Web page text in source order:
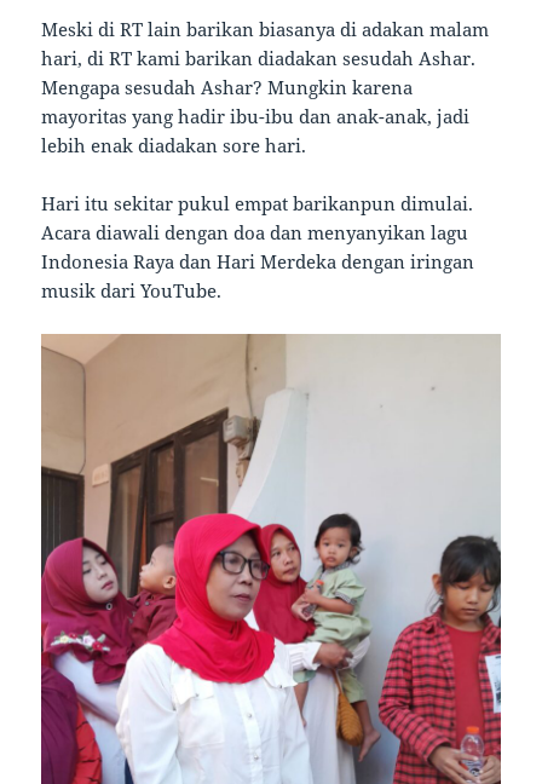
Meski di RT lain barikan biasanya di adakan malam
hari, di RT kami barikan diadakan sesudah Ashar.
Mengapa sesudah Ashar? Mungkin karena
mayoritas yang hadir ibu-ibu dan anak-anak, jadi
lebih enak diadakan sore hari.
Hari itu sekitar pukul empat barikanpun dimulai.
Acara diawali dengan doa dan menyanyikan lagu
Indonesia Raya dan Hari Merdeka dengan iringan
musik dari YouTube.